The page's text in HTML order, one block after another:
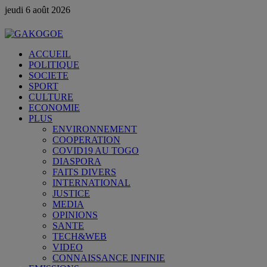
jeudi 6 août 2026
ACCUEIL
POLITIQUE
SOCIETE
SPORT
CULTURE
ECONOMIE
PLUS
ENVIRONNEMENT
COOPERATION
COVID19 AU TOGO
DIASPORA
FAITS DIVERS
INTERNATIONAL
JUSTICE
MEDIA
OPINIONS
SANTE
TECH&WEB
VIDEO
CONNAISSANCE INFINIE